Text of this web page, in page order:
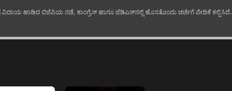
ವಿದಾಯ ಹಾಡಿದ ಬಿಜೆಪಿಯ ನಡೆ, ಕಾಂಗ್ರೆಸ್‌ ಹಾಗೂ ಜೆಡಿಎಸ್‌ನಲ್ಲಿ ಹೊಸತೊಂದು ಚರ್ಚೆಗೆ ವೇದಿಕೆ ಕಲ್ಪಿಸಿದೆ.